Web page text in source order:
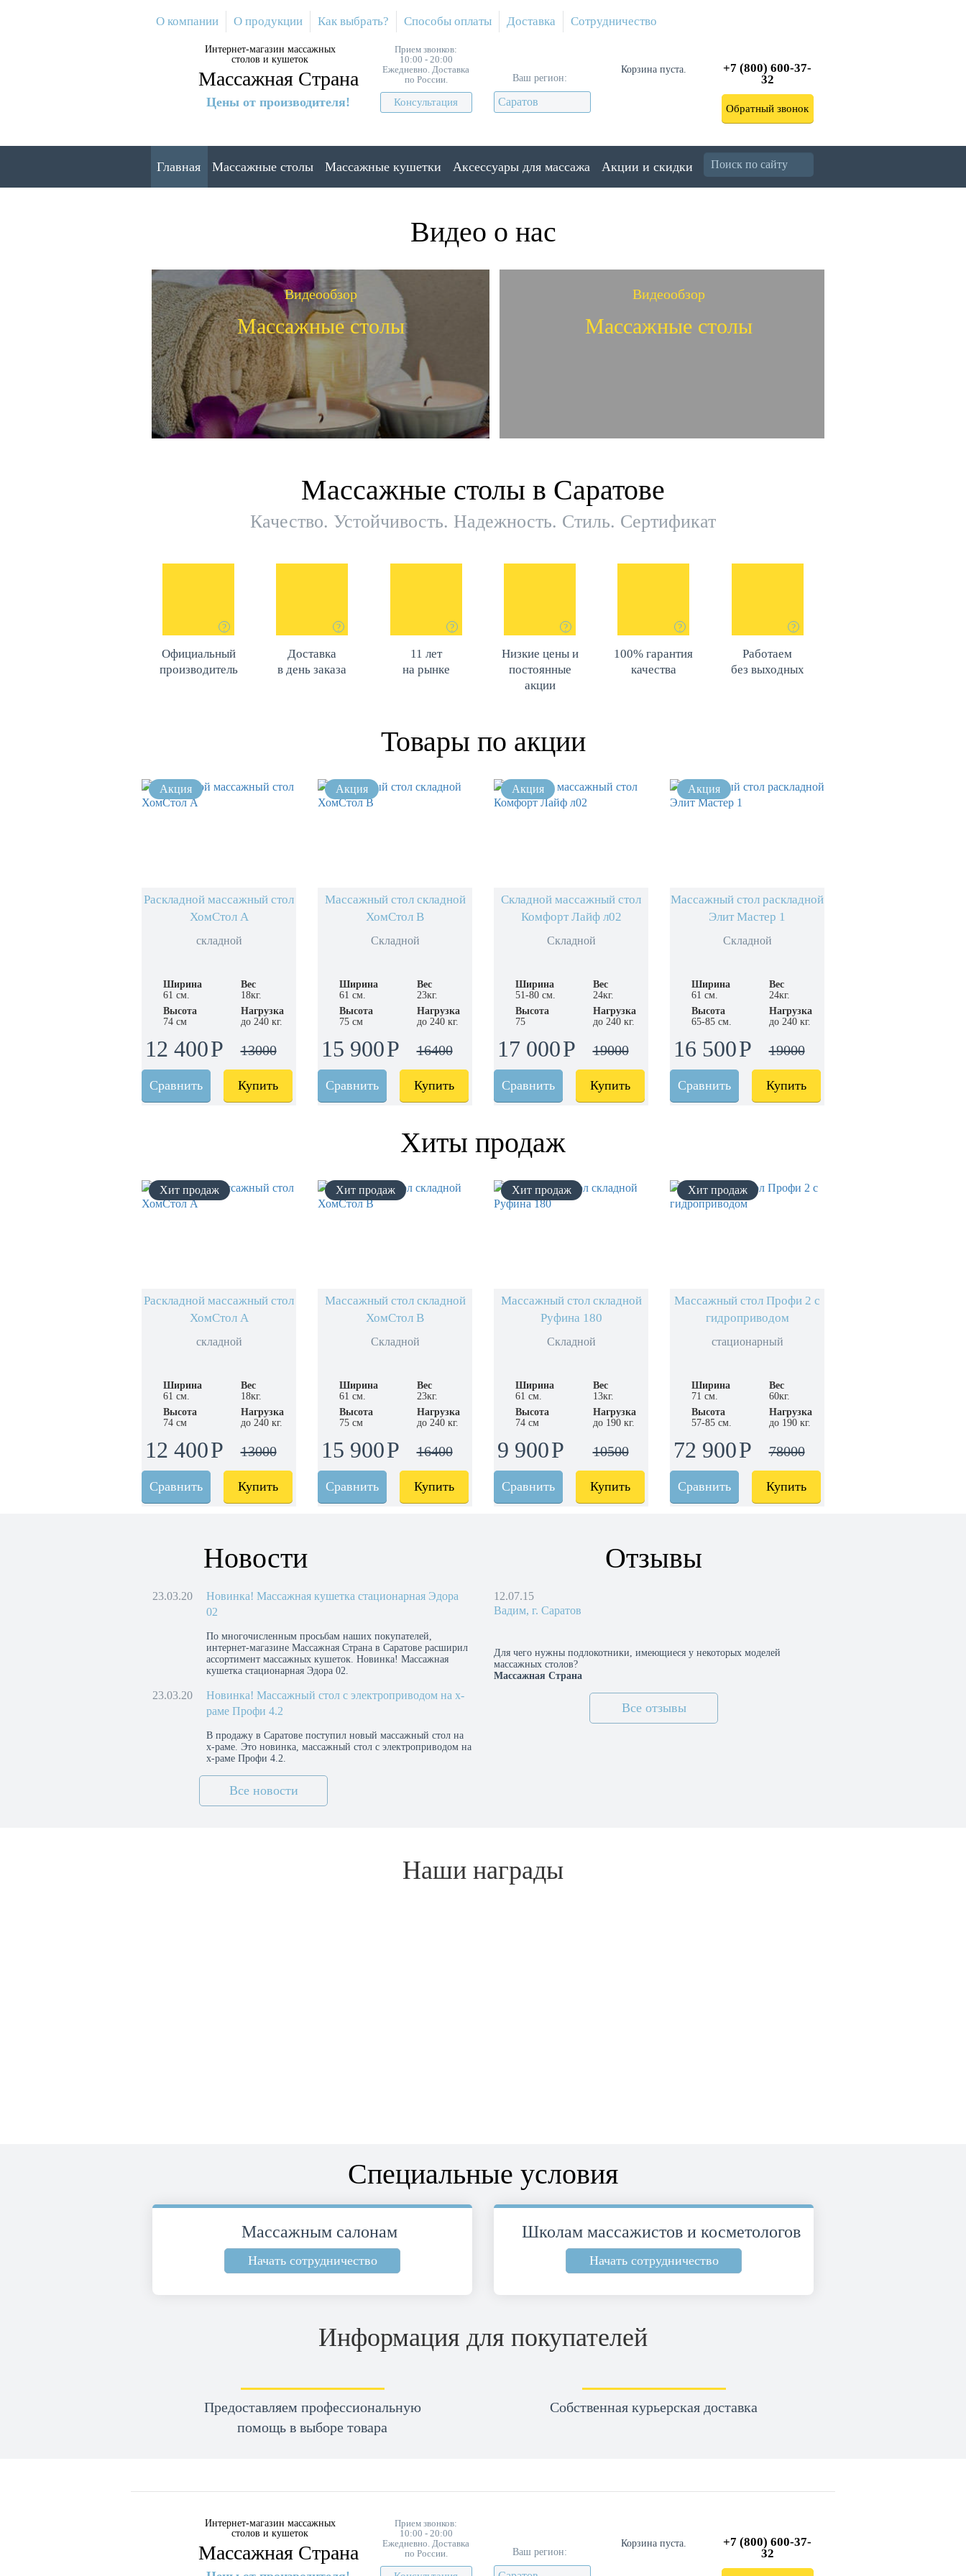
О компании О продукции Как выбрать? Способы оплаты Доставка Сотрудничество
Интернет-магазин массажных
столов и кушеток
Массажная Страна
Цены от производителя!
Прием звонков:
10:00 - 20:00
Ежедневно. Доставка
по России.
Консультация
Ваш регион:
Саратов
Корзина пуста.
+7 (800) 600-37-
32
Обратный звонок
Главная Массажные столы Массажные кушетки Аксессуары для массажа Акции и скидки
Видео о нас
Видеообзор
Массажные столы
Видеообзор
Массажные столы
Массажные столы Массажные столы
Массажные столы в Саратове
Качество. Устойчивость. Надежность. Стиль. Сертификат
Официальный
производитель
?
Доставка
в день заказа
?
11 лет
на рынке
?
Низкие цены и
постоянные
акции
?
100% гарантия
качества
?
Работаем
без выходных
?
Товары по акции
Раскладной массажный стол
ХомСтол А
складной
Ширина
61 см.
Вес
18кг.
Высота
74 см
Нагрузка
до 240 кг.
12 400 13000
Сравнить Купить
Массажный стол складной
ХомСтол B
Складной
Ширина
61 см.
Вес
23кг.
Высота
75 см
Нагрузка
до 240 кг.
15 900 16400
Сравнить Купить
Складной массажный стол
Комфорт Лайф л02
Складной
Ширина
51-80 см.
Вес
24кг.
Высота
75
Нагрузка
до 240 кг.
17 000 19000
Сравнить Купить
Массажный стол раскладной
Элит Мастер 1
Складной
Ширина
61 см.
Вес
24кг.
Высота
65-85 см.
Нагрузка
до 240 кг.
16 500 19000
Сравнить Купить
Хиты продаж
Раскладной массажный стол
ХомСтол А
складной
Ширина
61 см.
Вес
18кг.
Высота
74 см
Нагрузка
до 240 кг.
12 400 13000
Сравнить Купить
Массажный стол складной
ХомСтол B
Складной
Ширина
61 см.
Вес
23кг.
Высота
75 см
Нагрузка
до 240 кг.
15 900 16400
Сравнить Купить
Массажный стол складной
Руфина 180
Складной
Ширина
61 см.
Вес
13кг.
Высота
74 см
Нагрузка
до 190 кг.
9 900 10500
Сравнить Купить
Массажный стол Профи 2 с
гидроприводом
стационарный
Ширина
71 см.
Вес
60кг.
Высота
57-85 см.
Нагрузка
до 190 кг.
72 900 78000
Сравнить Купить
Новости
23.03.20
Новинка! Массажная кушетка стационарная Эдора
02
По многочисленным просьбам наших покупателей,
интернет-магазине Массажная Страна в Саратове расширил
ассортимент массажных кушеток. Новинка! Массажная
кушетка стационарная Эдора 02.
23.03.20
Новинка! Массажный стол с электроприводом на х-
раме Профи 4.2
В продажу в Саратове поступил новый массажный стол на
х-раме. Это новинка, массажный стол с электроприводом на
х-раме Профи 4.2.
Все новости
Отзывы
12.07.15
Вадим, г. Саратов
Для чего нужны подлокотники, имеющиеся у некоторых моделей
массажных столов?
Массажная Страна
Все отзывы
Наши награды
Cпециальные условия
Массажным салонам
Начать сотрудничество
Школам массажистов и косметологов
Начать сотрудничество
Информация для покупателей
Предоставляем профессиональную
помощь в выборе товара
Cобственная курьерская доставка
Интернет-магазин массажных
столов и кушеток
Массажная Страна
Прием звонков:
10:00 - 20:00
Ежедневно. Доставка
по России.
Ваш регион:
Корзина пуста.
+7 (800) 600-37-
32